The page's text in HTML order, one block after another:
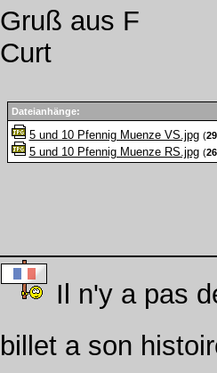
Gruß aus F
Curt
Dateianhänge:
5 und 10 Pfennig Muenze VS.jpg (
5 und 10 Pfennig Muenze RS.jpg (
Il n'y a pas
billet a son